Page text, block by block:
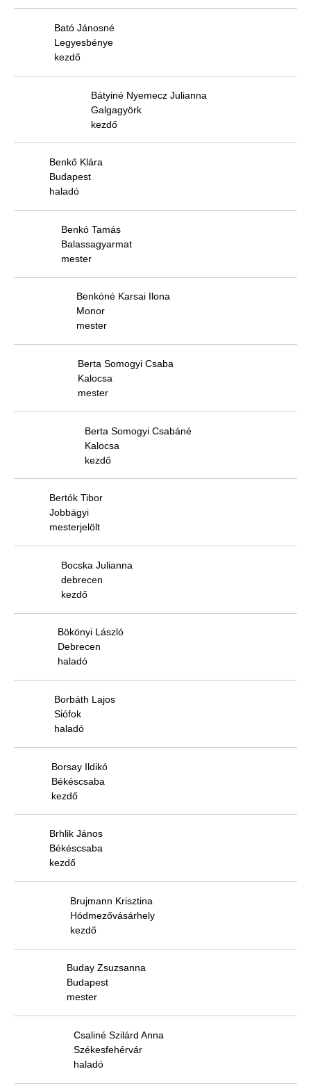
Bató Jánosné
Legyesbénye
kezdő
Bátyiné Nyemecz Julianna
Galgagyörk
kezdő
Benkő Klára
Budapest
haladó
Benkó Tamás
Balassagyarmat
mester
Benkóné Karsai Ilona
Monor
mester
Berta Somogyi Csaba
Kalocsa
mester
Berta Somogyi Csabáné
Kalocsa
kezdő
Bertók Tibor
Jobbágyi
mesterjelölt
Bocska Julianna
debrecen
kezdő
Bökönyi László
Debrecen
haladó
Borbáth Lajos
Siófok
haladó
Borsay Ildikó
Békéscsaba
kezdő
Brhlik János
Békéscsaba
kezdő
Brujmann Krisztina
Hódmezővásárhely
kezdő
Buday Zsuzsanna
Budapest
mester
Csaliné Szilárd Anna
Székesfehérvár
haladó